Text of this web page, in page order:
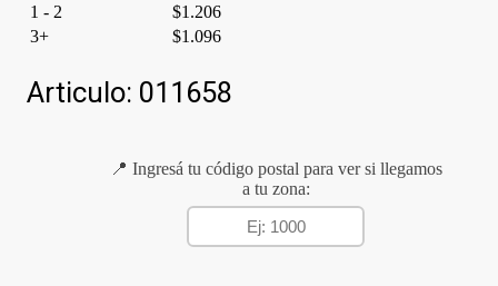
1 - 2
$1.206
3+
$1.096
Articulo: 011658
📍 Ingresá tu código postal para ver si llegamos
a tu zona: